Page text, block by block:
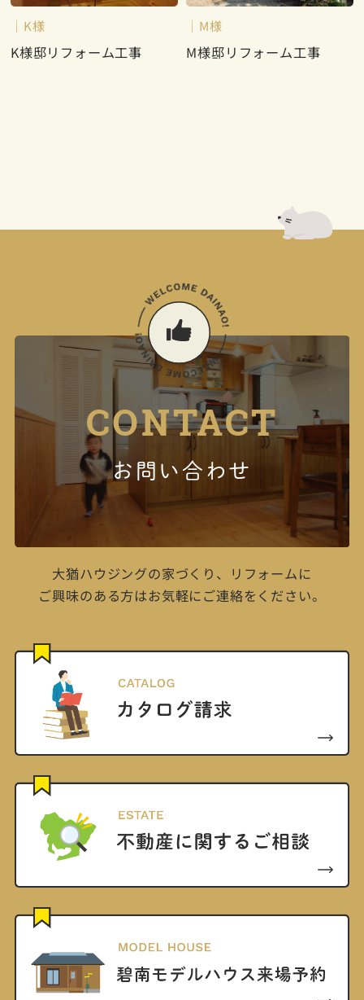
K様
K様邸リフォーム工事
M様
M様邸リフォーム工事
CONTACT
お問い合わせ
大猶ハウジングの家づくり、リフォームに
ご興味のある方はお気軽にご連絡をください。